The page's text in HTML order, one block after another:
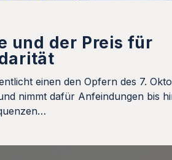
und der Preis für
einen den Opfern des 7.
nimmt dafür Anfeindungen bis